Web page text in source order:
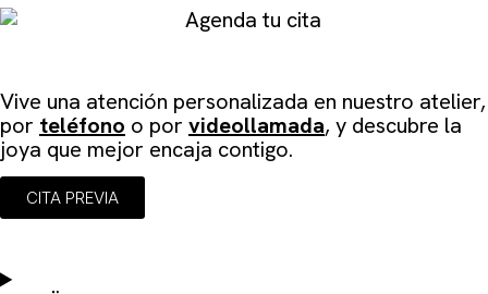
Vive una atención personalizada en nuestro atelier,
por teléfono o por videollamada, y descubre la
joya que mejor encaja contigo.
CITA PREVIA